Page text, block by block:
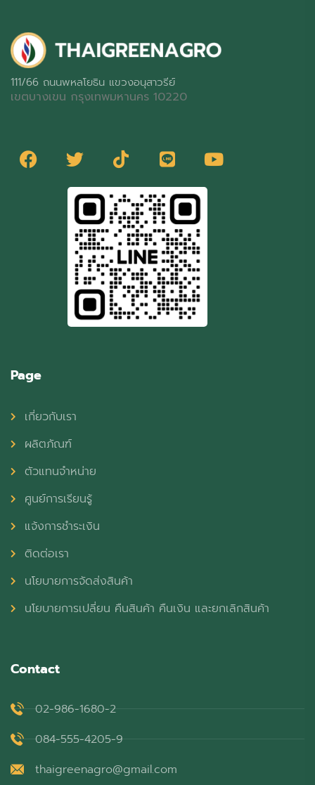
111/66 ถนนพหลโยธิน แขวงอนุสาวรีย์
เขตบางเขน กรุงเทพมหานคร 10220
Page
เกี่ยวกับเรา
ผลิตภัณฑ์
ตัวแทนจำหน่าย
ศูนย์การเรียนรู้
แจ้งการชำระเงิน
ติดต่อเรา
นโยบายการจัดส่งสินค้า
นโยบายการเปลี่ยน คืนสินค้า คืนเงิน และยกเลิกสินค้า
Contact
02-986-1680-2
084-555-4205-9
thaigreenagro@gmail.com